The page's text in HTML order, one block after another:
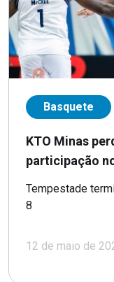
Basquete
KTO Minas
participação
Tempestade
8
12 de maio de